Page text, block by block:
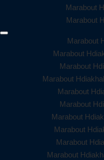
Marabout
Marabout
Marabout
Marabout
Marabout
Marabout
Marabout
Marabout
Marabout
Marabout
Marabout
Marabout